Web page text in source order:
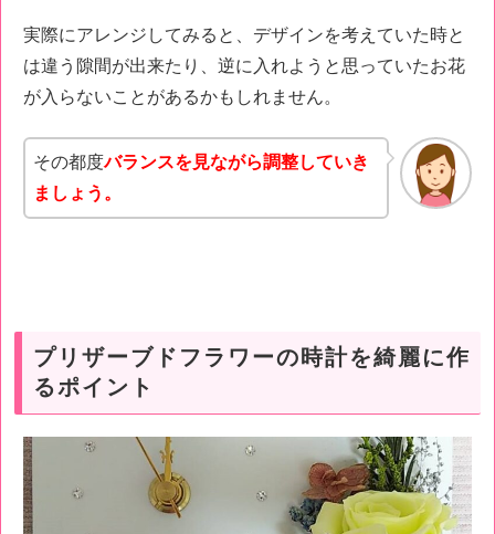
実際にアレンジしてみると、デザインを考えていた時と
は違う隙間が出来たり、逆に入れようと思っていたお花
が入らないことがあるかもしれません。
その都度バランスを見ながら調整していき
ましょう。
プリザーブドフラワーの時計を綺麗に作
るポイント